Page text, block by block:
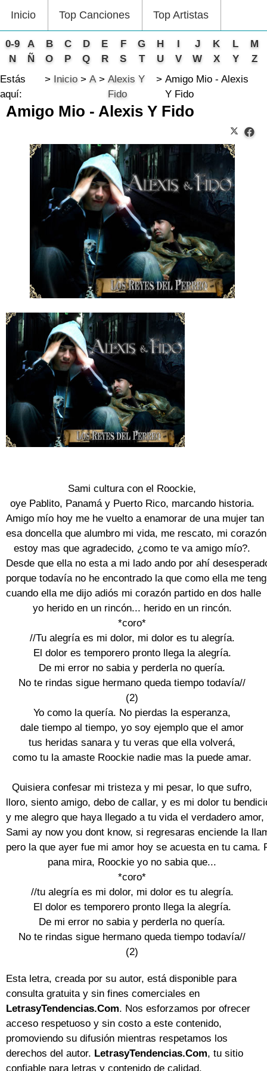
Inicio Top Canciones Top Artistas
0-9 A B C D E F G H I J K L
M
N
Ñ O P Q R S T U V W X Y
Z
Estás
aquí:
Inicio A
Alexis Y
Fido
Amigo Mio - Alexis
Y Fido
Amigo Mio - Alexis Y Fido
Sami cultura con el Roockie,
oye Pablito, Panamá y Puerto Rico, marcando historia.
Amigo mío hoy me he vuelto a enamorar de una mujer tan
esa doncella que alumbro mi vida, me rescato, mi
estoy mas que agradecido, ¿como te va amigo mío?.
Desde que ella no esta a mi lado ando por ahí
porque todavía no he encontrado la que como ella me
cuando ella me dijo adiós mi corazón partido en dos halle
yo herido en un rincón... herido en un rincón.
*coro*
//Tu alegría es mi dolor, mi dolor es tu alegría.
El dolor es temporero pronto llega la alegría.
De mi error no sabia y perderla no quería.
No te rindas sigue hermano queda tiempo todavía//
(2)
Yo como la quería. No pierdas la esperanza,
dale tiempo al tiempo, yo soy ejemplo que el amor
tus heridas sanara y tu veras que ella volverá,
como tu la amaste Roockie nadie mas la puede amar.
Quisiera confesar mi tristeza y mi pesar, lo que sufro,
lloro, siento amigo, debo de callar, y es mi dolor tu
y me alegro que haya llegado a tu vida el verdadero amor,
Sami ay now you dont know, si regresaras enciende la
pero la que ayer fue mi amor hoy se acuesta en tu cama.
pana mira, Roockie yo no sabia que...
*coro*
//tu alegría es mi dolor, mi dolor es tu alegría.
El dolor es temporero pronto llega la alegría.
De mi error no sabia y perderla no quería.
No te rindas sigue hermano queda tiempo todavía//
(2)
Esta letra, creada por su autor, está disponible para
consulta gratuita y sin fines comerciales en
LetrasyTendencias.Com. Nos esforzamos por ofrecer
acceso respetuoso y sin costo a este contenido,
promoviendo su difusión mientras respetamos los
derechos del autor. LetrasyTendencias.Com, tu sitio
confiable para letras y contenido de calidad.